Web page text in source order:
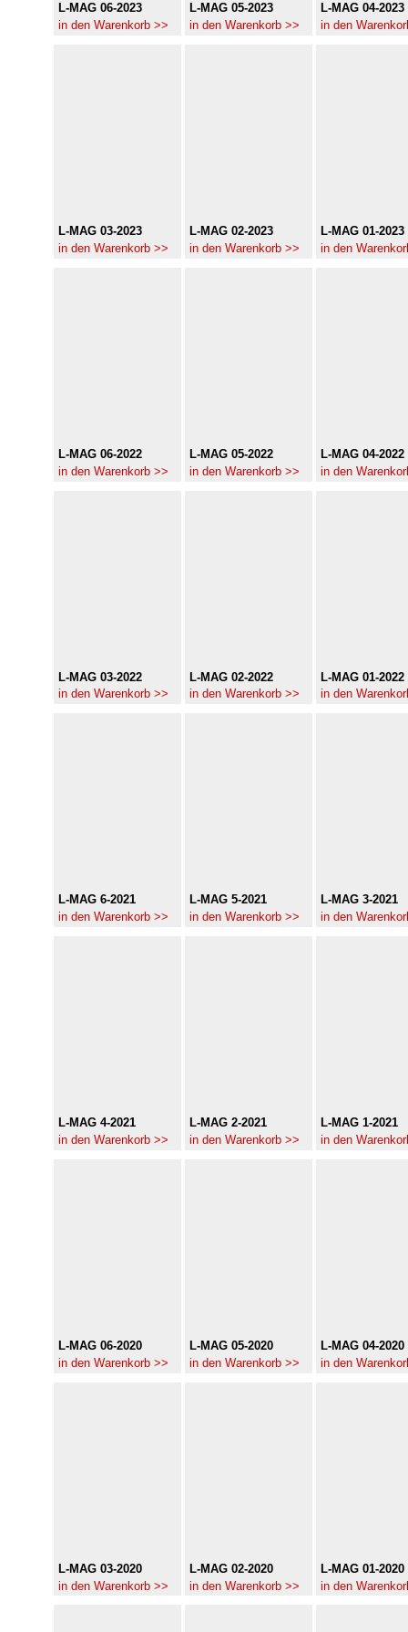
L-MAG 06-2023
in den Warenkorb >>
L-MAG 05-2023
in den Warenkorb >>
L-MAG 04-2023
in den
L-MAG 03-2023
in den Warenkorb >>
L-MAG 02-2023
in den Warenkorb >>
L-MAG 01-2023
in den
L-MAG 06-2022
in den Warenkorb >>
L-MAG 05-2022
in den Warenkorb >>
L-MAG 04-2022
in den
L-MAG 03-2022
in den Warenkorb >>
L-MAG 02-2022
in den Warenkorb >>
L-MAG 01-2022
in den
L-MAG 6-2021
in den Warenkorb >>
L-MAG 5-2021
in den Warenkorb >>
L-MAG 3-2021
in den
L-MAG 4-2021
in den Warenkorb >>
L-MAG 2-2021
in den Warenkorb >>
L-MAG 1-2021
in den
L-MAG 06-2020
in den Warenkorb >>
L-MAG 05-2020
in den Warenkorb >>
L-MAG 04-2020
in den
L-MAG 03-2020
in den Warenkorb >>
L-MAG 02-2020
in den Warenkorb >>
L-MAG 01-2020
in den